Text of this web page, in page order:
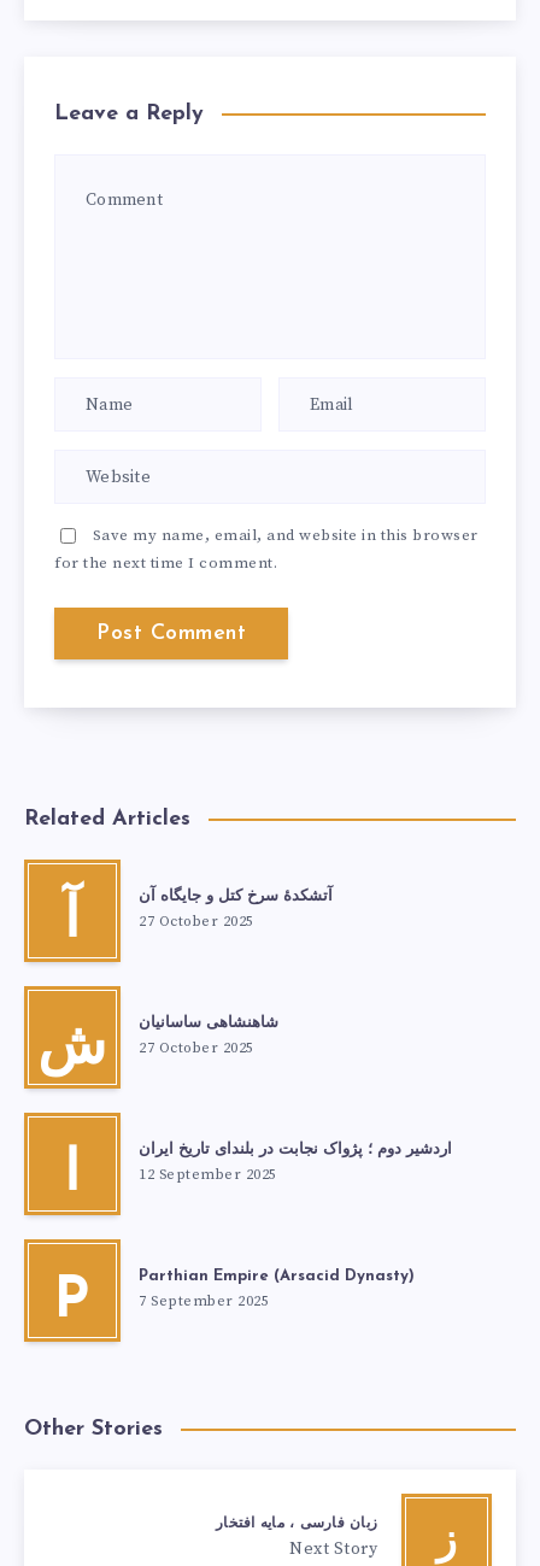
Leave a Reply
Save my name, email, and website in this browser
for the next time I comment.
Related Articles
آ آتشكدهٔ سرخ‌ کتل و جایگاه آن
27 October 2025
ش شاهنشاهی ساسانیان
27 October 2025
ا اردشیر دوم ؛ پژواک نجابت در بلندای تاریخ ایران
12 September 2025
P Parthian Empire (Arsacid Dynasty)
7 September 2025
Other Stories
ز زبان فارسی ، مایه افتخار
Next Story